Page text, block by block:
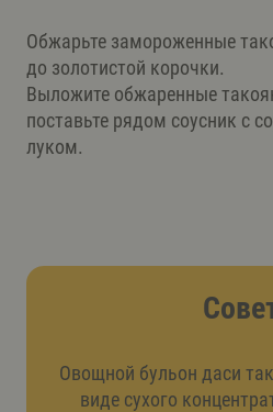
Обжарьте замороженные
до золотистой корочки.
Выложите обжаренные
поставьте рядом соусник с
луком.
Овощной бульон даси
виде сухого